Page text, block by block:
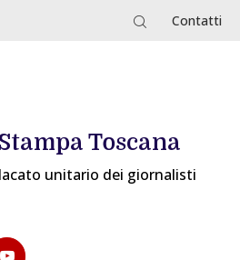
Contatti
Toscana
unitario dei giornalisti